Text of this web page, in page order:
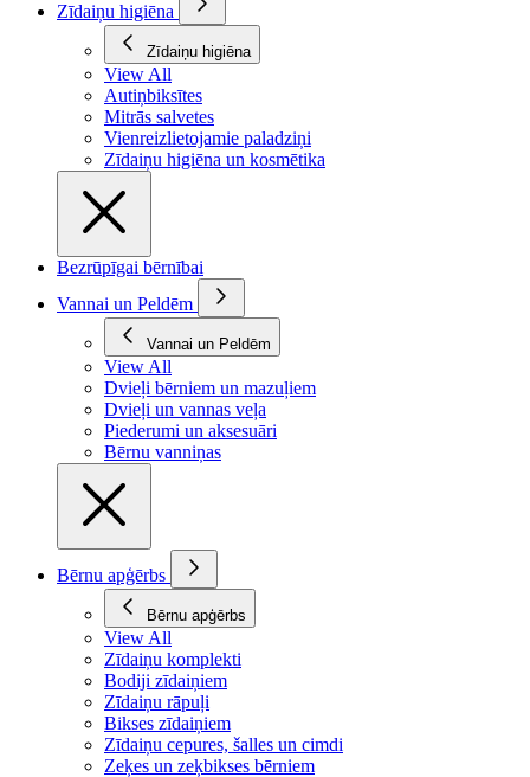
Zīdaiņu higiēna
Zīdaiņu higiēna
View All
Autiņbiksītes
Mitrās salvetes
Vienreizlietojamie paladziņi
Zīdaiņu higiēna un kosmētika
Bezrūpīgai bērnībai
Vannai un Peldēm
Vannai un Peldēm
View All
Dvieļi bērniem un mazuļiem
Dvieļi un vannas veļa
Piederumi un aksesuāri
Bērnu vanniņas
Bērnu apģērbs
Bērnu apģērbs
View All
Zīdaiņu komplekti
Bodiji zīdaiņiem
Zīdaiņu rāpuļi
Bikses zīdaiņiem
Zīdaiņu cepures, šalles un cimdi
Zeķes un zeķbikses bērniem